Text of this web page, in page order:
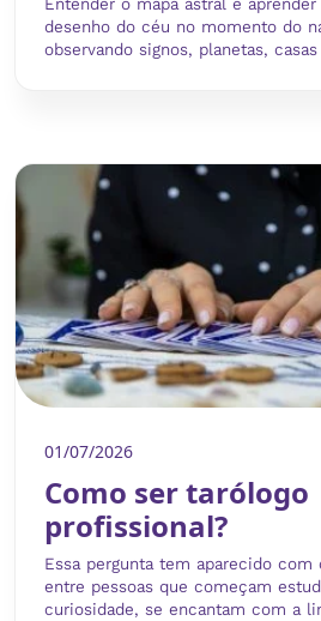
desenho do céu no momento do
observando signos, planetas,
01/07/2026
Como ser tarólogo
profissional?
Essa pergunta tem aparecido com
entre pessoas que começam
curiosidade, se encantam com a